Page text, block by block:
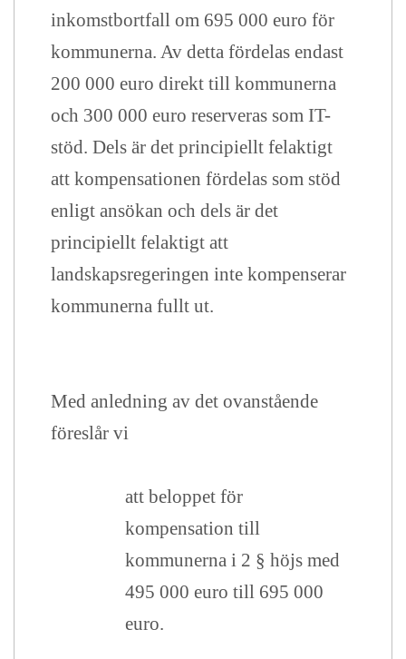
inkomstbortfall om 695 000 euro för
kommunerna. Av detta fördelas endast
200 000 euro direkt till kommunerna
och 300 000 euro reserveras som IT-
stöd. Dels är det principiellt felaktigt
att kompensationen fördelas som stöd
enligt ansökan och dels är det
principiellt felaktigt att
landskapsregeringen inte kompenserar
kommunerna fullt ut.
Med anledning av det ovanstående
föreslår vi
att beloppet för
kompensation till
kommunerna i 2 § höjs med
495 000 euro till 695 000
euro.